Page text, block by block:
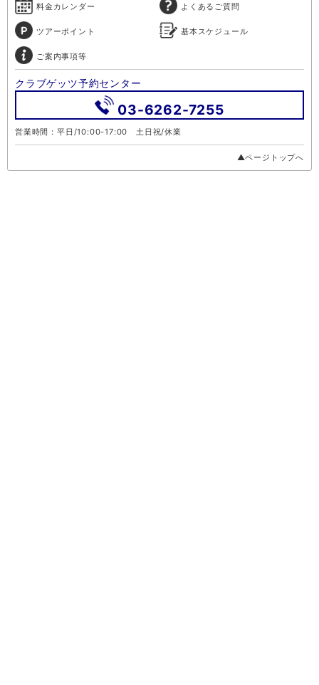
料金カレンダー よくあるご質問
ツアーポイント 基本スケジュール
ご案内事項等
クラブゲッツ予約センター
03-6262-7255
営業時間：平日/10:00-17:00 土日祝/休業
▲ページトップへ